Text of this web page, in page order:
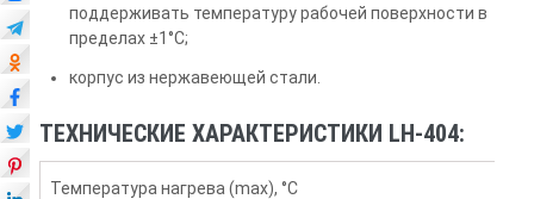
поддерживать температуру рабочей поверхности в
пределах ±1°С;
корпус из нержавеющей стали.
ТЕХНИЧЕСКИЕ ХАРАКТЕРИСТИКИ LH-404:
Температура нагрева (max), °С